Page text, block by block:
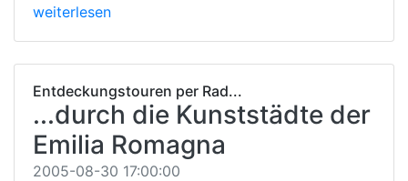
weiterlesen
Entdeckungstouren per Rad...
...durch die Kunststädte der
Emilia Romagna
2005-08-30 17:00:00